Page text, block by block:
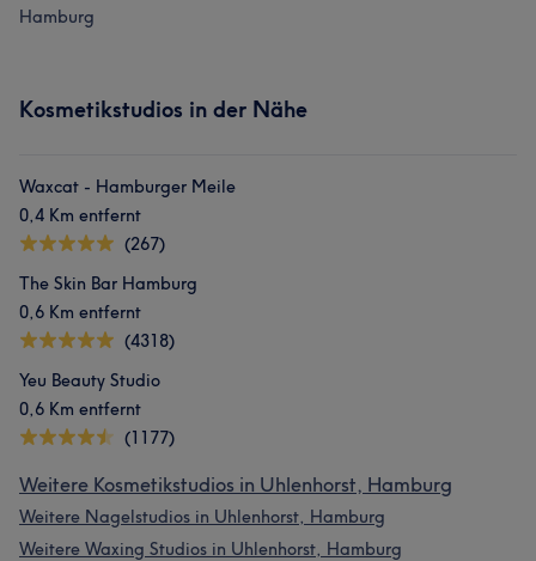
Hamburg
Kosmetikstudios in der Nähe
Waxcat - Hamburger Meile
0,4 Km entfernt
(267)
The Skin Bar Hamburg
0,6 Km entfernt
(4318)
Yeu Beauty Studio
0,6 Km entfernt
(1177)
Weitere Kosmetikstudios in Uhlenhorst, Hamburg
Weitere Nagelstudios in Uhlenhorst, Hamburg
Weitere Waxing Studios in Uhlenhorst, Hamburg